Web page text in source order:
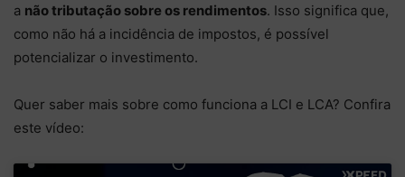
a não tributação sobre os rendimentos. Isso significa que,
como não há a incidência de impostos, é possível
potencializar o investimento.
Quer saber mais sobre como funciona a LCI e LCA? Confira
este vídeo: